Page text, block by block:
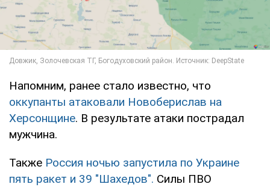
Напомним, ранее стало известно, что
оккупанты атаковали Новоберислав на
Херсонщине. В результате атаки пострадал
мужчина.
Также Россия ночью запустила по Украине
пять ракет и 39 "Шахедов". Силы ПВО